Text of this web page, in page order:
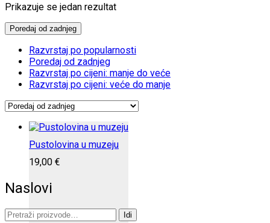
Prikazuje se jedan rezultat
Poredaj od zadnjeg
Razvrstaj po popularnosti
Poredaj od zadnjeg
Razvrstaj po cijeni: manje do veće
Razvrstaj po cijeni: veće do manje
Pustolovina u muzeju
19,00 €
Naslovi
Pretraži: Idi